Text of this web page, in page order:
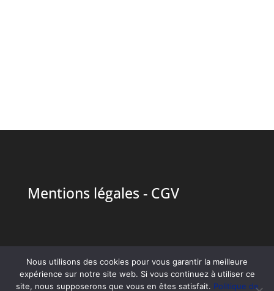
Mentions légales - CGV
Nous utilisons des cookies pour vous garantir la meilleure
expérience sur notre site web. Si vous continuez à utiliser ce
site, nous supposerons que vous en êtes satisfait. Politique de